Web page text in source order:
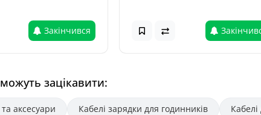
Закінчився
зацікавити:
аксесуари Кабелі зарядки для годинників